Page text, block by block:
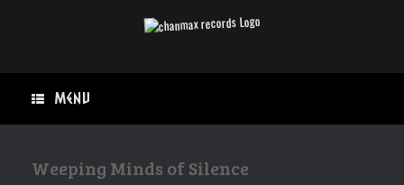
Menu
Weeping Minds of Silence